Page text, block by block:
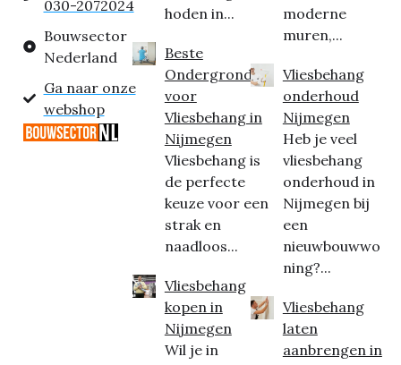
030-2072024
Bouwsector
Nederland
Ga naar onze
webshop
hoden in...
Beste
Ondergrond
voor
Vliesbehang in
Nijmegen
Vliesbehang is
de perfecte
keuze voor een
strak en
naadloos...
Vliesbehang
kopen in
Nijmegen
Wil je in
moderne
muren,...
Vliesbehang
onderhoud
Nijmegen
Heb je veel
vliesbehang
onderhoud in
Nijmegen bij
een
nieuwbouwwo
ning?...
Vliesbehang
laten
aanbrengen in